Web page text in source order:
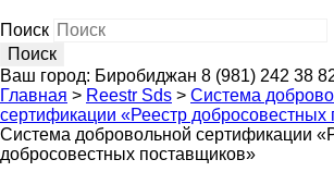
Поиск
Ваш город: Биробиджан 8 (981) 242 38
Главная > Reestr Sds > Система
сертификации «Реестр добросовестных
Система добровольной сертификации
добросовестных поставщиков»